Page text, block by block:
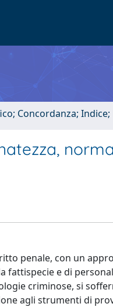
Concordanza;
penale, con un
e di
criminose, si
agli strumenti di